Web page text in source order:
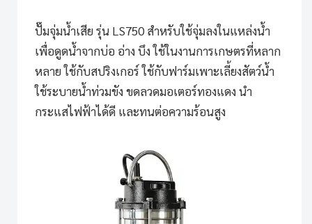
ปั๊มจุ่มน้ำเสีย รุ่น LS750 สำหรับใช้จุ่มลงในแหล่งน้ำ
เพื่อดูดน้ำจากบ่อ อ่าง บึง ใช้ในงานการเกษตรที่หลาก
หลาย ใช้กับสปริงเกอร์ ใช้กับฟาร์มเพาะเลี้ยงสัตว์น้ำ
ใช้ระบายน้ำท่วมขัง ขดลวดมอเตอร์ทองแดง นำ
กระแสไฟฟ้าได้ดี และทนต่อความร้อนสูง